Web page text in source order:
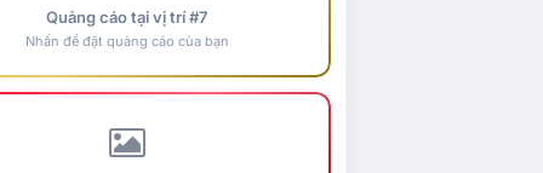
Quảng cáo tại vị trí #7
Nhấn để đặt quảng cáo của bạn